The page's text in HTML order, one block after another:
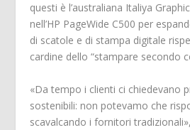
questi è l’australiana Italiya
nell’HP PageWide C500 per
di scatole e di stampa digitale
cardine dello “stampare secondo
«Da tempo i clienti ci chiedevano
sostenibili: non potevamo che
scavalcando i fornitori